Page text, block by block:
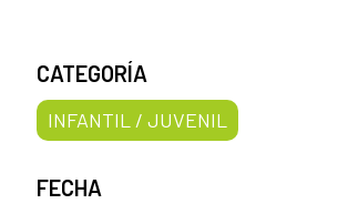
CATEGORÍA
INFANTIL / JUVENIL
FECHA